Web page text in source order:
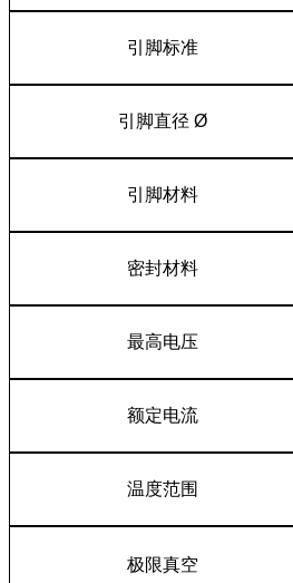
引脚标准
引脚直径 Ø
引脚材料
密封材料
最高电压
额定电流
温度范围
极限真空